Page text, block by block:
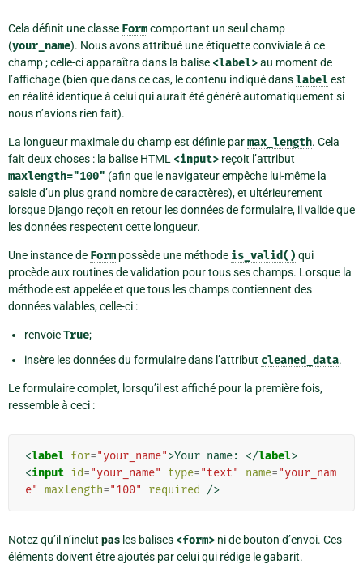
Cela définit une classe Formcomportant un seul champ
(your_name). Nous avons attribué une étiquette conviviale à ce
champ ; celle-ci apparaîtra dans la balise <label>au moment de
l’affichage (bien que dans ce cas, le contenu indiqué danslabelest
en réalité identique à celui qui aurait été généré automatiquement si
nous n’avions rien fait).
La longueur maximale du champ est définie parmax_length. Cela
fait deux choses : la balise HTML <input> reçoit l’attribut
maxlength="100" (afin que le navigateur empêche lui-même la
saisie d’un plus grand nombre de caractères), et ultérieurement
lorsque Django reçoit en retour les données de formulaire, il valide que
les données respectent cette longueur.
Une instance de Form possède une méthode is_valid() qui
procède aux routines de validation pour tous ses champs. Lorsque la
méthode est appelée et que tous les champs contiennent des
données valables, celle-ci :
renvoieTrue;
insère les données du formulaire dans l’attribut cleaned_data.
Le formulaire complet, lorsqu’il est affiché pour la première fois,
ressemble à ceci :
<label for="your_name">Your name: </label>
<input id="your_name" type="text" name="your_nam
e" maxlength="100" required />
Notez qu’il n’inclut pas les balises <form> ni de bouton d’envoi. Ces
éléments doivent être ajoutés par celui qui rédige le gabarit.